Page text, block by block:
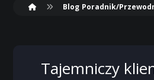
Blog Poradnik/
Tajemniczy